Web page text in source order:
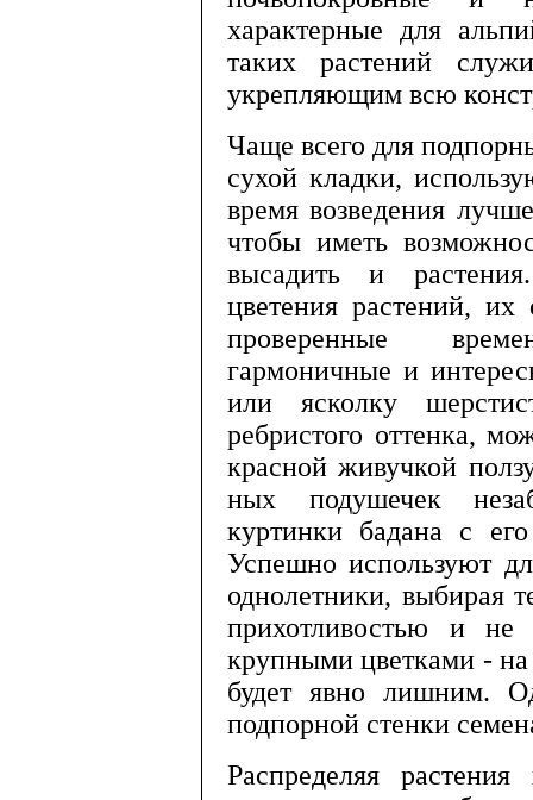
характерные для
таких растений
укрепляющим всю
Чаще всего для
сухой кладки,
время возведения
чтобы иметь
высадить и
цветения растений,
про­веренные
гармоничные и
или ясколку
ребристого оттенка,
красной живучкой
ных подушечек
куртинки бадана с
Успешно используют
однолетники, выбирая
прихотливос­тью и не
крупными цветками - на
будет явно лишним.
подпорной стенки
Распределяя